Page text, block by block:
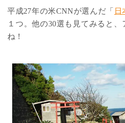
平成27年の米CNNが選んだ「 日
１つ。他の30選も見てみると
ね！